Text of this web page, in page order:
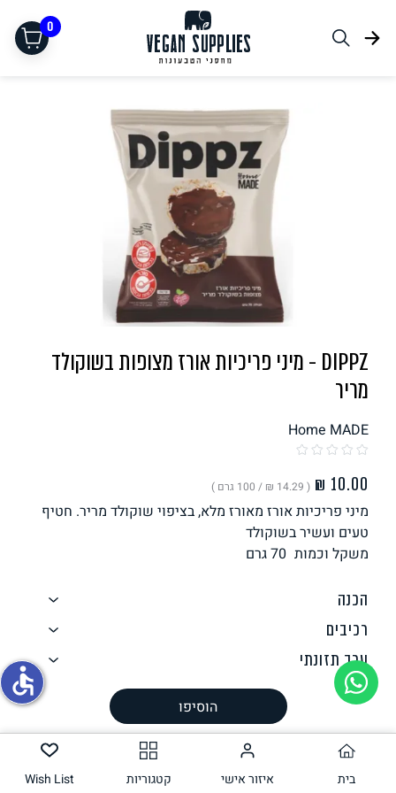
0
תחליפי בשר
DIPPZ - מיני פריכיות אורז מצופות בשוקולד
מריר
Home MADE
( ‏14.29 ₪ / 100 גרם )
מיני פריכיות אורז מאורז מלא, בציפוי שוקולד מריר. חטיף
טעים ועשיר בשוקולד
משקל וכמות
גרם
הכנה
רכיבים
ערך תזונתי
אלרגנים
כשר
הוסיפו
בית איזור אישי קטגוריות Wish List
accessible